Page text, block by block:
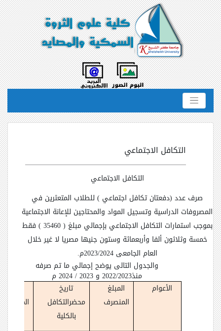
التكافل الاجتماعي
التكافل الاجتماعي
صرف عدد (دفعتان تكافل اجتماعي ) للطلاب المتعثرين في
المصروفات الدراسية وتسجيل المواد والمحتاجين للإعانة الاجتماعية
بموجب استمارات التكافل الاجتماعي بإجمالي مبلغ ( 35460 )
فقط
خمسة وثلاثون ألفا وأربعمائة وستون جنيها مصريا لا غير خلال
العام الجامعى 2023/2024م.
والجدول التالى يوضح إجمالي ما تم صرفه
منذ2022/2023 و 2023 / 2024 م
الأعوام
المبلغ
المنصرف
تاريخ
محضرالتكافل
بالكلية
الطلاب